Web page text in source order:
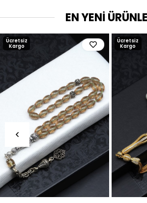
EN YENİ
Ücretsiz
Kargo
Ücretsiz
Kargo